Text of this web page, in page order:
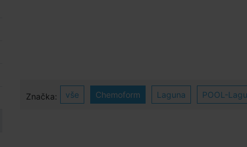
Značka: vše Chemoform Laguna POOL-